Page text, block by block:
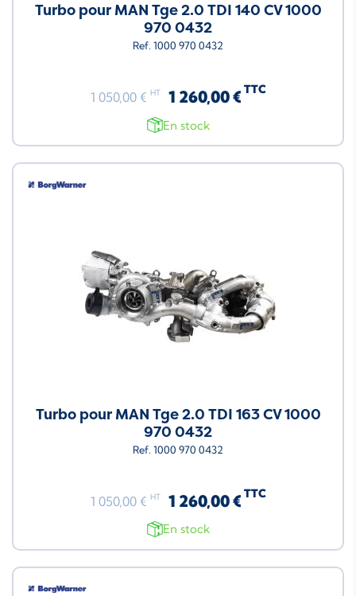
Turbo pour MAN Tge 2.0 TDI 140 CV 1000
970 0432
Ref. 1000 970 0432
1 050,00 € HT 1 260,00 € TTC
En stock
Turbo pour MAN Tge 2.0 TDI 163 CV 1000
970 0432
Ref. 1000 970 0432
1 050,00 € HT 1 260,00 € TTC
En stock